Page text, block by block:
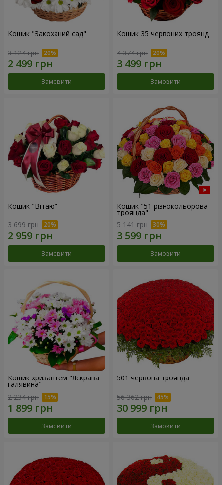
Кошик "Закоханий сад"
3 124 грн
Замовити
Кошик 35 червоних троянд
4 374 грн
Замовити
Кошик "Вітаю"
3 699 грн
Замовити
Кошик "51 різнокольорова
троянда"
5 141 грн
Замовити
Кошик хризантем "Яскрава
галявина"
2 234 грн
Замовити
501 червона троянда
56 362 грн
Замовити